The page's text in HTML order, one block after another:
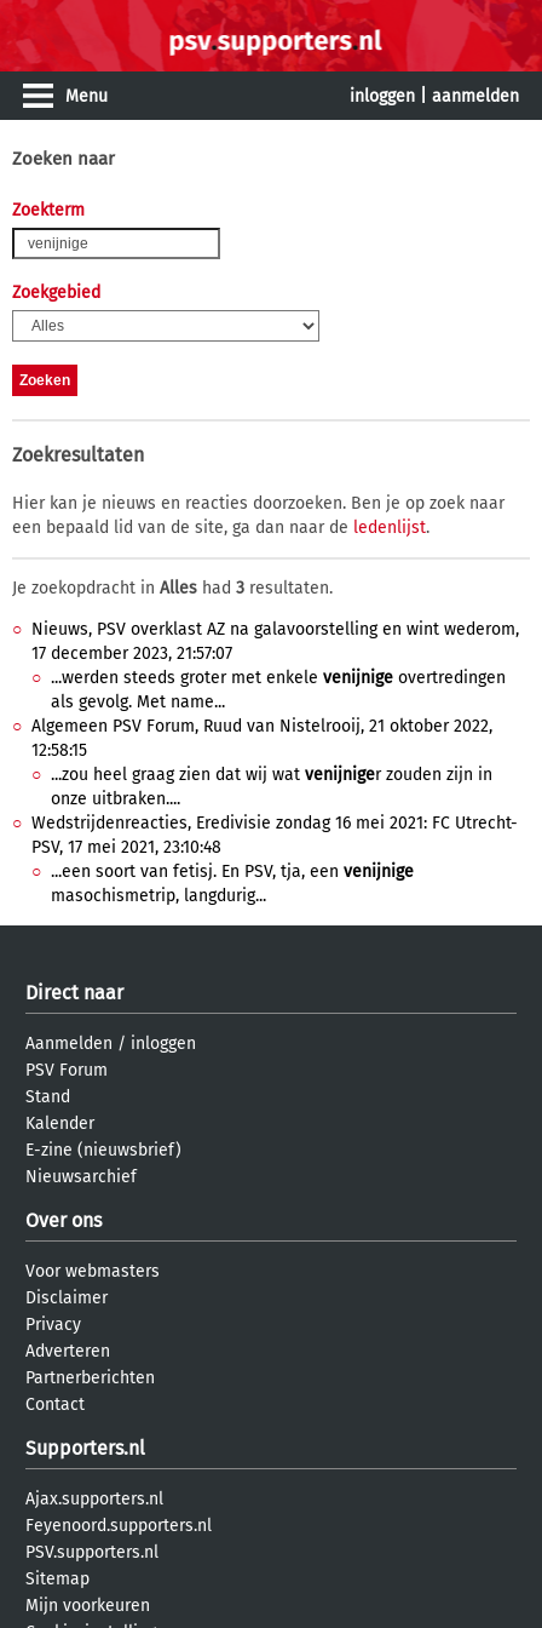
Menu inloggen aanmelden
Zoeken naar
Zoekterm
Zoekgebied
Zoekresultaten
Hier kan je nieuws en reacties doorzoeken. Ben je op zoek naar
een bepaald lid van de site, ga dan naar de ledenlijst.
Je zoekopdracht in Alles had 3 resultaten.
Nieuws, PSV overklast AZ na galavoorstelling en wint wederom,
17 december 2023, 21:57:07
...werden steeds groter met enkele venijnige overtredingen
als gevolg. Met name...
Algemeen PSV Forum, Ruud van Nistelrooij, 21 oktober 2022,
12:58:15
...zou heel graag zien dat wij wat venijniger zouden zijn in
onze uitbraken....
Wedstrijdenreacties, Eredivisie zondag 16 mei 2021: FC Utrecht-
PSV, 17 mei 2021, 23:10:48
...een soort van fetisj. En PSV, tja, een venijnige
masochismetrip, langdurig...
Direct naar
Aanmelden / inloggen
PSV Forum
Stand
Kalender
E-zine (nieuwsbrief)
Nieuwsarchief
Over ons
Voor webmasters
Disclaimer
Privacy
Adverteren
Partnerberichten
Contact
Supporters.nl
Ajax.supporters.nl
Feyenoord.supporters.nl
PSV.supporters.nl
Sitemap
Mijn voorkeuren